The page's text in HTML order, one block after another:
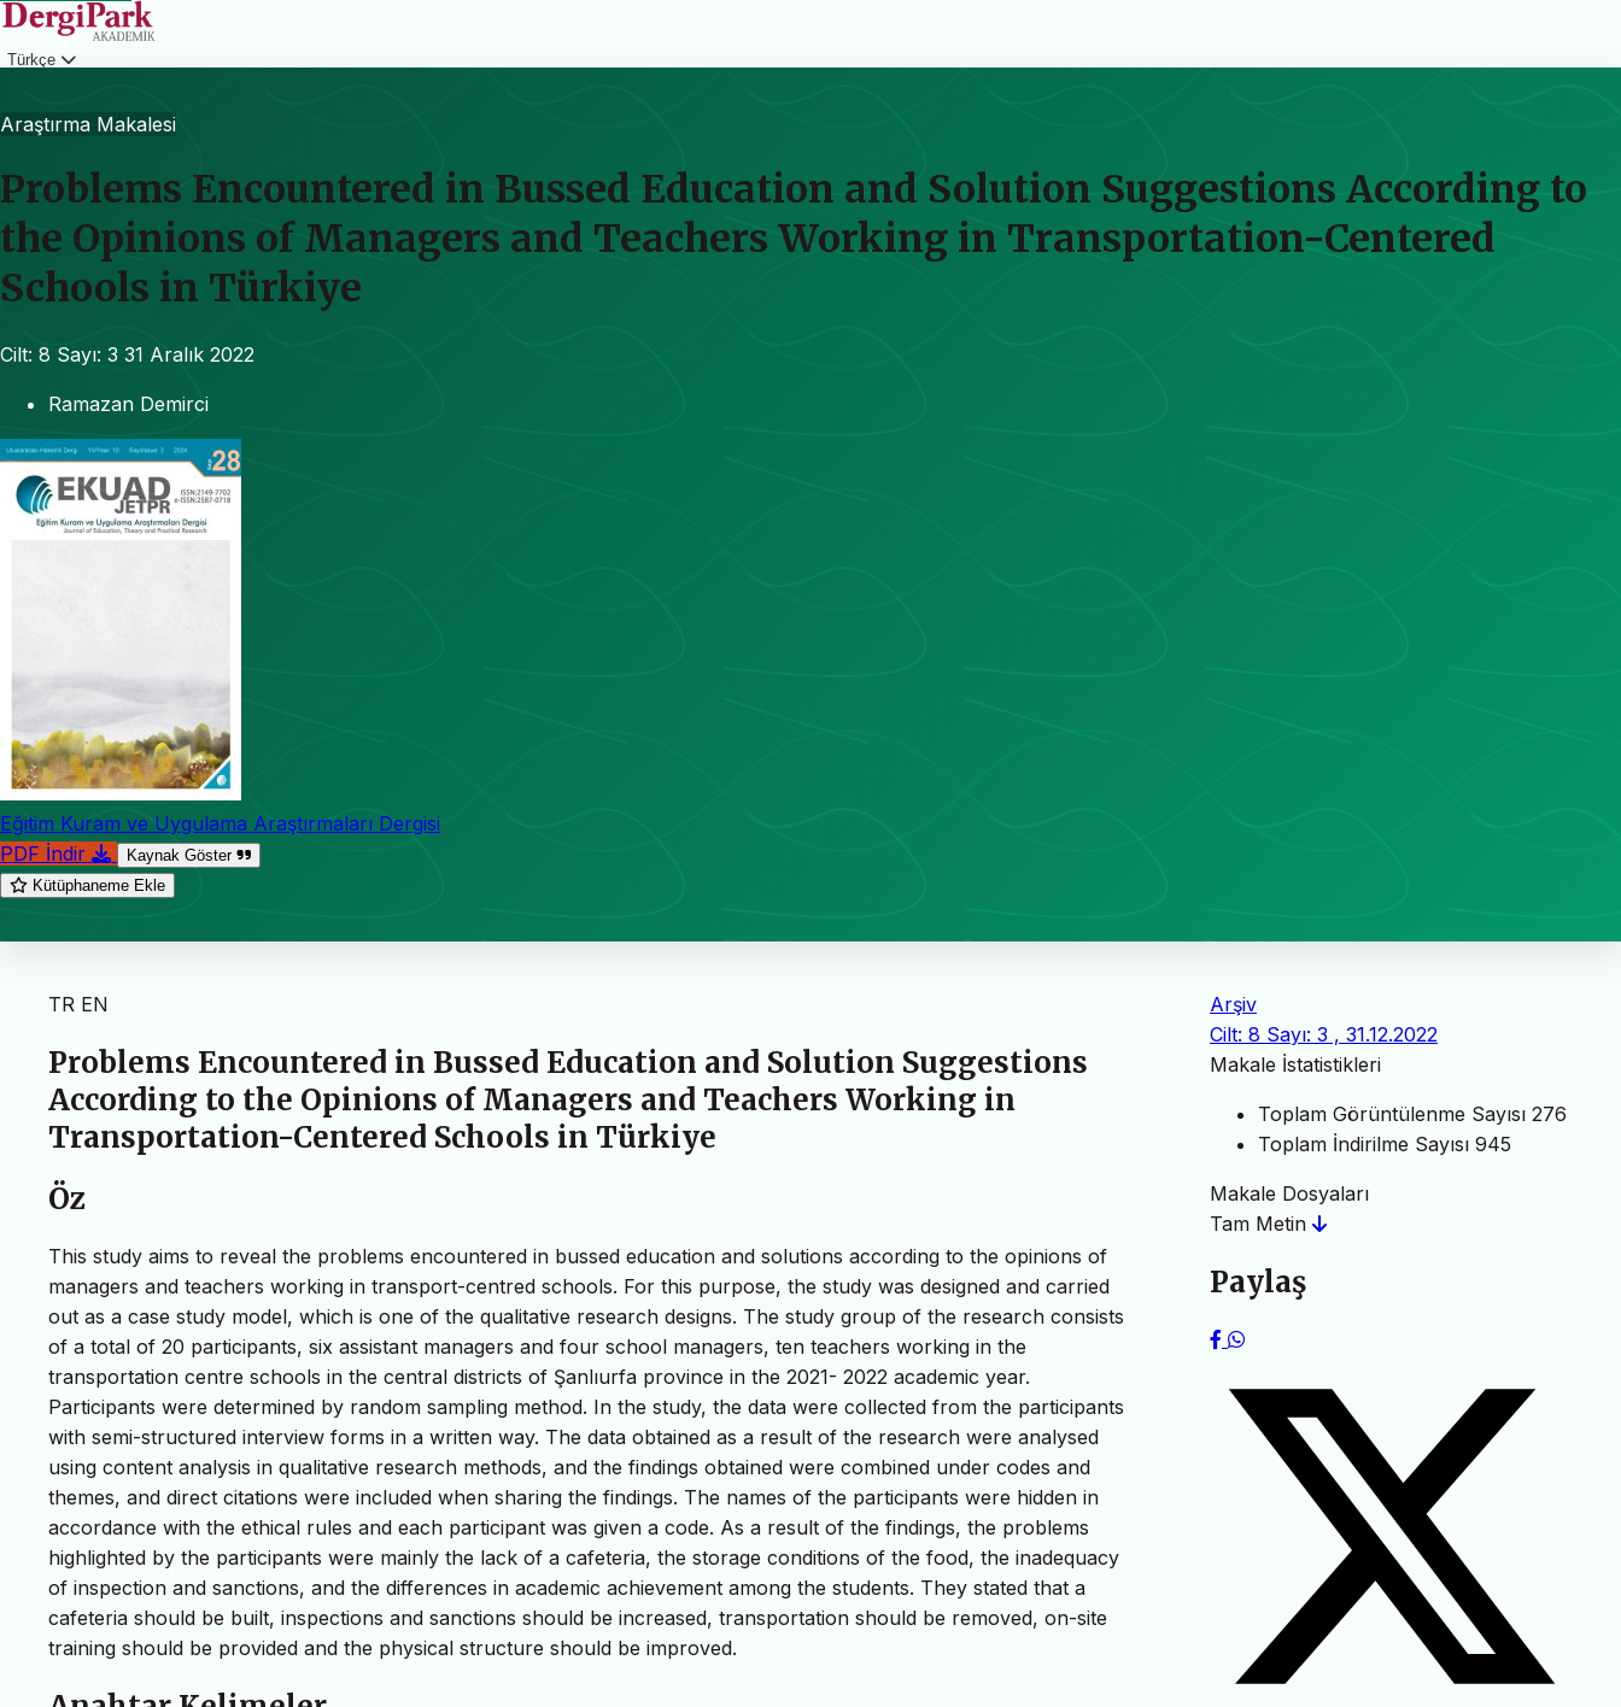
Türkçe
Araştırma Makalesi
Problems Encountered in Bussed Education and Solution Suggestions According to
the Opinions of Managers and Teachers Working in Transportation-Centered
Schools in Türkiye
Cilt: 8 Sayı: 3 31 Aralık 2022
Ramazan Demirci
Eğitim Kuram ve Uygulama Araştırmaları Dergisi
PDF İndir
Kaynak Göster
Kütüphaneme Ekle
TR EN
Problems Encountered in Bussed Education and Solution Suggestions
According to the Opinions of Managers and Teachers Working in
Transportation-Centered Schools in Türkiye
Öz
This study aims to reveal the problems encountered in bussed education and solutions according to the opinions of
managers and teachers working in transport-centred schools. For this purpose, the study was designed and carried
out as a case study model, which is one of the qualitative research designs. The study group of the research consists
of a total of 20 participants, six assistant managers and four school managers, ten teachers working in the
transportation centre schools in the central districts of Şanlıurfa province in the 2021- 2022 academic year.
Participants were determined by random sampling method. In the study, the data were collected from the participants
with semi-structured interview forms in a written way. The data obtained as a result of the research were analysed
using content analysis in qualitative research methods, and the findings obtained were combined under codes and
themes, and direct citations were included when sharing the findings. The names of the participants were hidden in
accordance with the ethical rules and each participant was given a code. As a result of the findings, the problems
highlighted by the participants were mainly the lack of a cafeteria, the storage conditions of the food, the inadequacy
of inspection and sanctions, and the differences in academic achievement among the students. They stated that a
cafeteria should be built, inspections and sanctions should be increased, transportation should be removed, on-site
training should be provided and the physical structure should be improved.
Arşiv
Cilt: 8 Sayı: 3 , 31.12.2022
Makale İstatistikleri
Toplam Görüntülenme Sayısı 276
Toplam İndirilme Sayısı 945
Makale Dosyaları
Tam Metin
Paylaş